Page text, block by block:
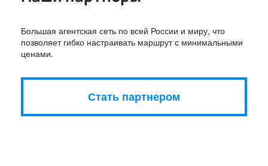
Большая агентская сеть по всей России и миру, что
позволяет гибко настраивать маршрут с минимальными
ценами.
Стать партнером